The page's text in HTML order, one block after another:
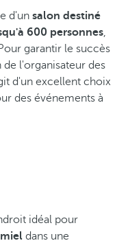
d'un salon destiné
600 personnes,
garantir le succès
l'organisateur des
d'un excellent choix
des événements à
idéal pour
dans une